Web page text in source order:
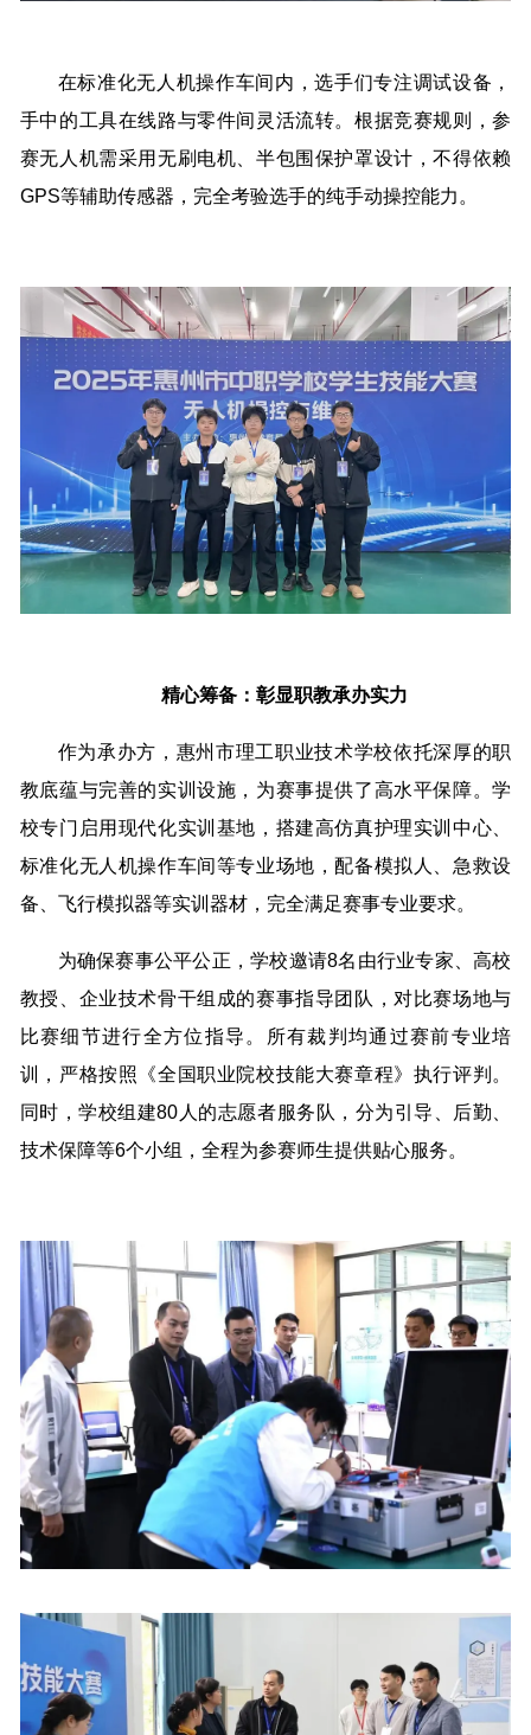
在标准化无人机操作车间内，选手们专注调试设备，
手中的工具在线路与零件间灵活流转。根据竞赛规则，参
赛无人机需采用无刷电机、半包围保护罩设计，不得依赖
GPS等辅助传感器，完全考验选手的纯手动操控能力。
精心筹备：彰显职教承办实力
作为承办方，惠州市理工职业技术学校依托深厚的职
教底蕴与完善的实训设施，为赛事提供了高水平保障。学
校专门启用现代化实训基地，搭建高仿真护理实训中心、
标准化无人机操作车间等专业场地，配备模拟人、急救设
备、飞行模拟器等实训器材，完全满足赛事专业要求。
为确保赛事公平公正，学校邀请8名由行业专家、高校
教授、企业技术骨干组成的赛事指导团队，对比赛场地与
比赛细节进行全方位指导。所有裁判均通过赛前专业培
训，严格按照《全国职业院校技能大赛章程》执行评判。
同时，学校组建80人的志愿者服务队，分为引导、后勤、
技术保障等6个小组，全程为参赛师生提供贴心服务。